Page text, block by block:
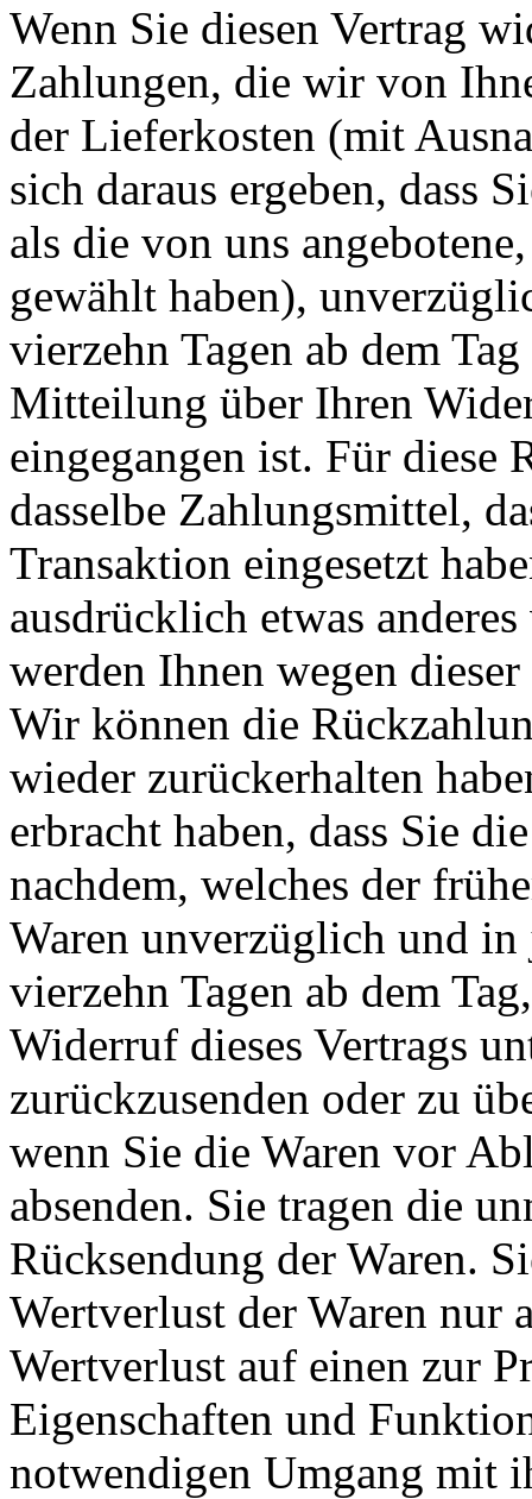
Wenn Sie diesen Vertrag
Zahlungen, die wir von
der Lieferkosten (mit
sich daraus ergeben, dass
als die von uns
gewählt haben),
vierzehn Tagen ab dem
Mitteilung über Ihren
eingegangen ist. Für diese
dasselbe Zahlungsmittel,
Transaktion eingesetzt
ausdrücklich etwas
werden Ihnen wegen
Wir können die
wieder zurückerhalten
erbracht haben, dass Sie
nachdem, welches der
Waren unverzüglich und in
vierzehn Tagen ab dem
Widerruf dieses Vertrags
zurückzusenden oder zu
wenn Sie die Waren vor
absenden. Sie tragen die
Rücksendung der Waren.
Wertverlust der Waren nur
Wertverlust auf einen zur
Eigenschaften und
notwendigen Umgang mit